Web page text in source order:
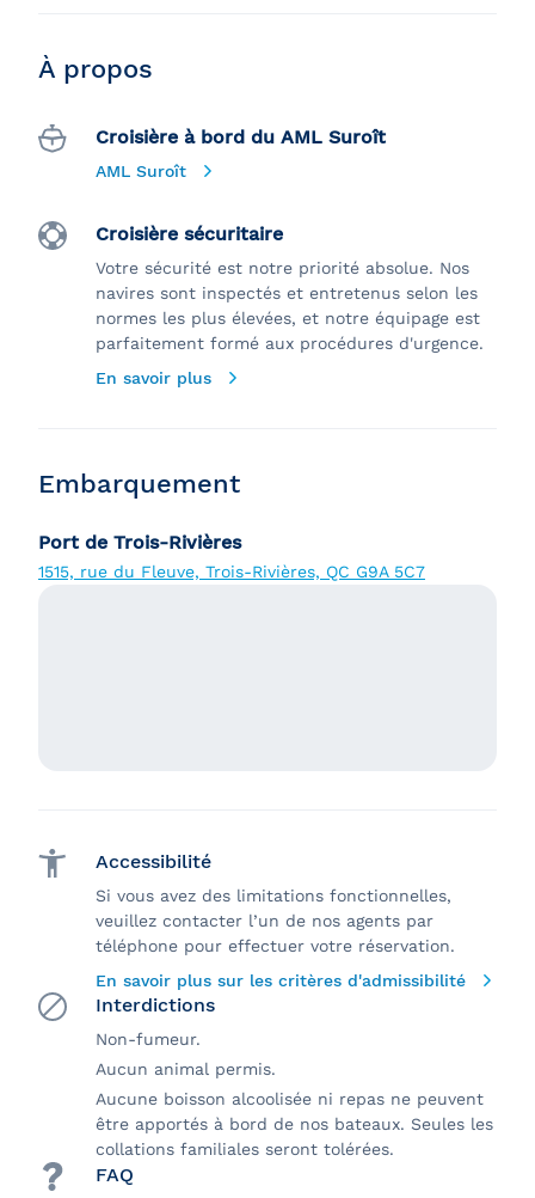
À propos
Croisière à bord du AML Suroît
AML Suroît
Croisière sécuritaire
Votre sécurité est notre priorité absolue. Nos
navires sont inspectés et entretenus selon les
normes les plus élevées, et notre équipage est
parfaitement formé aux procédures d'urgence.
En savoir plus
Embarquement
Port de Trois-Rivières
1515, rue du Fleuve, Trois-Rivières, QC G9A 5C7
Accessibilité
Si vous avez des limitations fonctionnelles,
veuillez contacter l’un de nos agents par
téléphone pour effectuer votre réservation.
En savoir plus sur les critères d'admissibilité
Interdictions
Non-fumeur.
Aucun animal permis.
Aucune boisson alcoolisée ni repas ne peuvent
être apportés à bord de nos bateaux. Seules les
collations familiales seront tolérées.
FAQ